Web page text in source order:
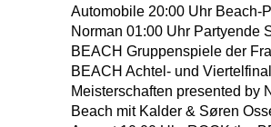
Automobile 20:00 Uhr Beach-
Norman 01:00 Uhr Partyende
BEACH Gruppenspiele der
BEACH Achtel- und
Meisterschaften presented by
Beach mit Kalder & Søren